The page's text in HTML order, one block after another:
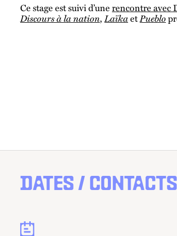
Ce stage est suivi d’unerencontre avec
Discours à la nation,LaïkaetPueblo
DATES / CONTACTS
Dates